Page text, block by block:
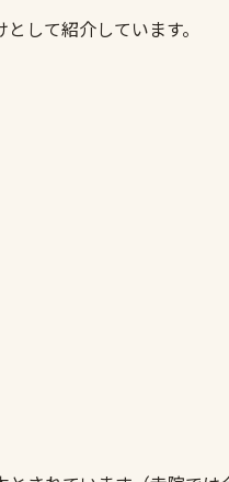
して紹介しています。